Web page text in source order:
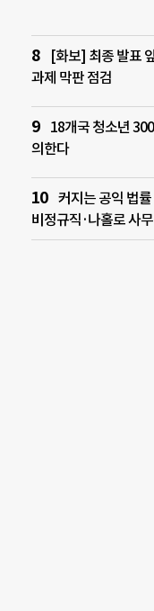
[화보] 최종 발표
과제 막판 점검
18개국 청소년
의한다
커지는 공익 법
비정규직·나홀로 사